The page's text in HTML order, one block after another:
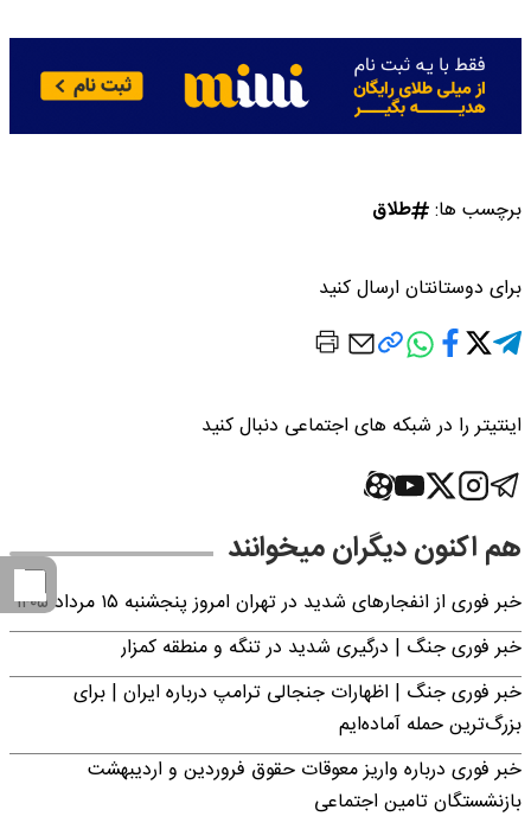
برچسب ها: طلاق
برای دوستانتان ارسال کنید
اینتیتر را در شبکه های اجتماعی دنبال کنید
هم اکنون دیگران میخوانند
خبر فوری از انفجارهای شدید در تهران امروز پنجشنبه ۱۵ مرداد ۱۴۰۵
خبر فوری جنگ | درگیری شدید در تنگه و منطقه کمزار
خبر فوری جنگ | اظهارات جنجالی ترامپ درباره ایران | برای
بزرگ‌ترین حمله آماده‌ایم
خبر فوری درباره واریز معوقات حقوق فروردین و اردیبهشت
بازنشستگان تامین اجتماعی